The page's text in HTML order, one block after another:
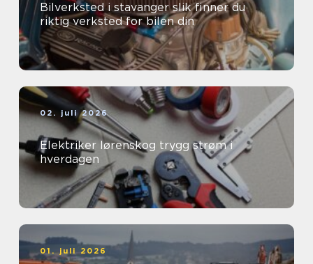
Bilverksted i stavanger slik finner du
riktig verksted for bilen din
02. juli 2026
Elektriker lørenskog trygg strøm i
hverdagen
01. juli 2026